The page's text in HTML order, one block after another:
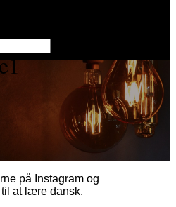
på Instagram og
at lære dansk.